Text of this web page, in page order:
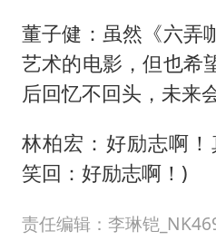
董子健：虽然《六弄
艺术的电影，但也希
后回忆不回头，未来
林柏宏：好励志啊
笑回：好励志啊！)
责任编辑：李琳铠